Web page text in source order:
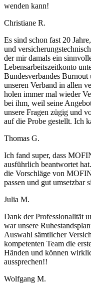
wenden kann!
Christiane R.
Es sind schon fast 20
und
der mir damals ein
Lebensarbeitszeitkonto
Bundesverbandes Burnout
unseren Verband in allen
holen immer mal wieder
bei ihm, weil seine
unsere Fragen zügig und
auf die Probe gestellt. Ich
Thomas G.
Ich fand super, dass
ausführlich beantwortet
die Vorschläge von
passen und gut umsetzbar
Julia M.
Dank der Professionalität
war unsere
Auswahl sämtlicher
kompetenten Team die
Händen und können
aussprechen!!
Wolfgang M.